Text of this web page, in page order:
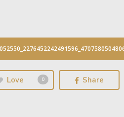
Love 0 Share